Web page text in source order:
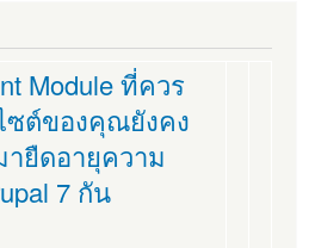
Module ที่ควร
ซต์ของคุณยังคง
ายืดอายุความ
7 กัน